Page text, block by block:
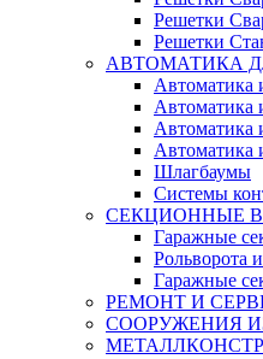
Решетки
Решетки
АВТОМАТИКА
Автоматика
Автоматика
Автоматика
Шлагбаумы
Системы
СЕКЦИОННЫЕ
Гаражные
Рольворота
Гаражные
РЕМОНТ И
СООРУЖЕНИЯ